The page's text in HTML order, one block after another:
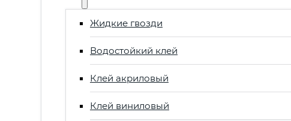
Жидкие гвозди
Водостойкий клей
Клей акриловый
Клей виниловый